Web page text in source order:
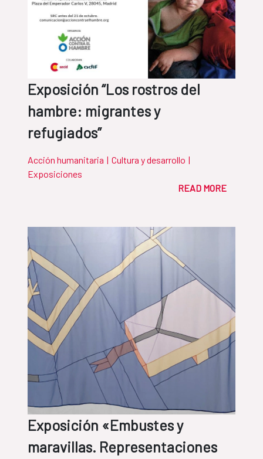
Exposición “Los rostros del
hambre: migrantes y
refugiados”
Acción humanitaria | Cultura y desarrollo |
Exposiciones
READ MORE
Exposición «Embustes y
maravillas. Representaciones